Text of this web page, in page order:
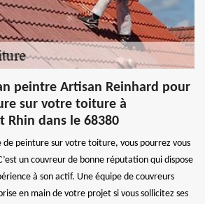
peintre Artisan Reinhard pour
sur votre toiture à
Rhin dans le 68380
de peinture sur votre toiture, vous pourrez vous
un couvreur de bonne réputation qui dispose
à son actif. Une équipe de couvreurs
en main de votre projet si vous sollicitez ses